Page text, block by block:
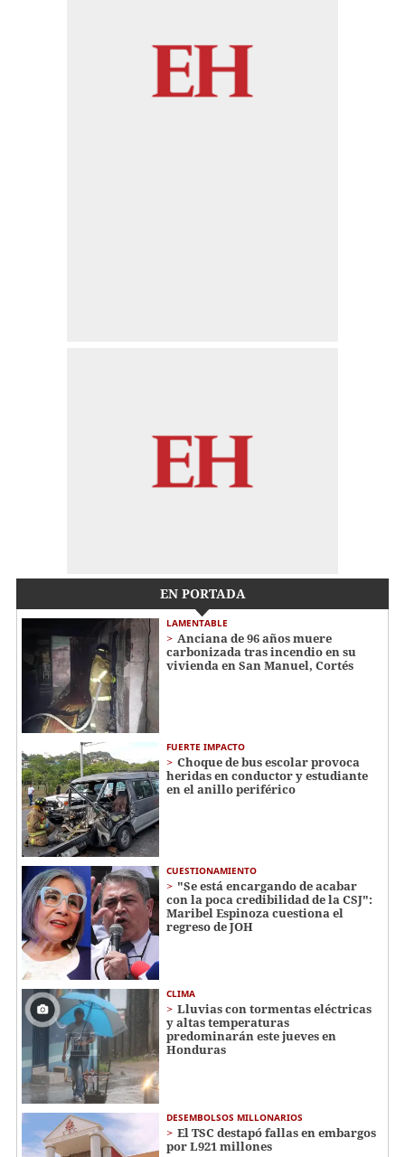
EN PORTADA
LAMENTABLE
Anciana de 96 años muere
carbonizada tras incendio en su
vivienda en San Manuel, Cortés
FUERTE IMPACTO
Choque de bus escolar provoca
heridas en conductor y estudiante
en el anillo periférico
CUESTIONAMIENTO
"Se está encargando de acabar
con la poca credibilidad de la CSJ":
Maribel Espinoza cuestiona el
regreso de JOH
CLIMA
Lluvias con tormentas eléctricas
y altas temperaturas
predominarán este jueves en
Honduras
DESEMBOLSOS MILLONARIOS
El TSC destapó fallas en embargos
por L921 millones